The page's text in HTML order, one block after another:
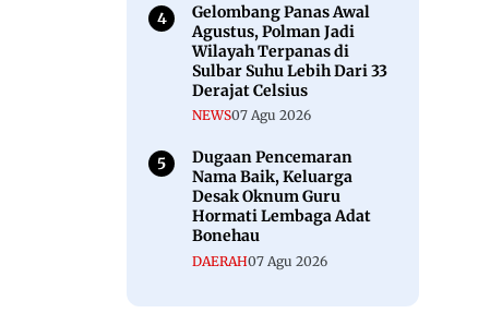
Gelombang Panas Awal
Agustus, Polman Jadi
Wilayah Terpanas di
Sulbar Suhu Lebih Dari 33
Derajat Celsius
NEWS07 Agu 2026
Dugaan Pencemaran
Nama Baik, Keluarga
Desak Oknum Guru
Hormati Lembaga Adat
Bonehau
DAERAH07 Agu 2026